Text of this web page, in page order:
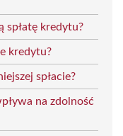
spłatę kredytu?
kredytu?
spłacie?
na zdolność